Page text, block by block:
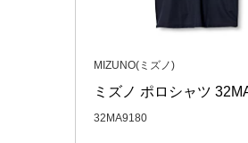
MIZUNO(ミズノ)
ミズノ ポロシャツ
32MA9180